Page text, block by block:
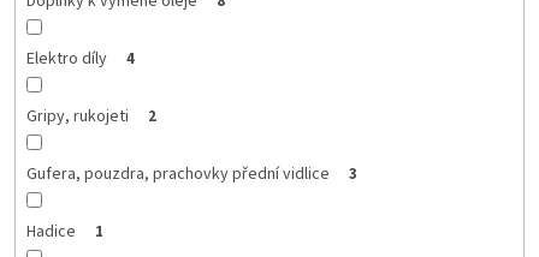
Elektro díly 4
Gripy, rukojeti 2
Gufera, pouzdra, prachovky přední vidlice 3
Hadice 1